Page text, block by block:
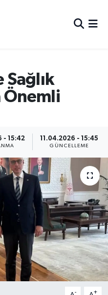
Sağlık
Önemli
- 15:42 11.04.2026 - 15:45
GÜNCELLEME
- +
ve Fikstür